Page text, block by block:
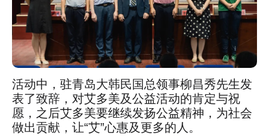
活动中，驻青岛大韩民国总领事柳昌秀先生发
表了致辞，对艾多美及公益活动的肯定与祝
愿，之后艾多美要继续发扬公益精神，为社会
做出贡献，让“艾”心惠及更多的人。